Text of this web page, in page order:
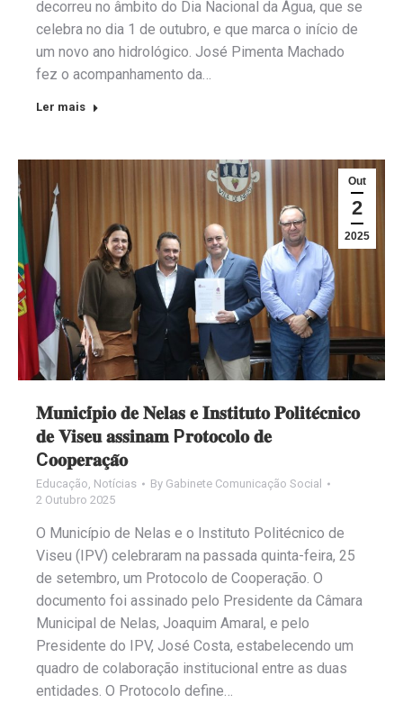
decorreu no âmbito do Dia Nacional da Água, que se
celebra no dia 1 de outubro, e que marca o início de
um novo ano hidrológico. José Pimenta Machado
fez o acompanhamento da…
Ler mais
Out
2
2025
𝐌𝐮𝐧𝐢𝐜𝐢́𝐩𝐢𝐨 𝐝𝐞 𝐍𝐞𝐥𝐚𝐬 𝐞 𝐈𝐧𝐬𝐭𝐢𝐭𝐮𝐭𝐨 𝐏𝐨𝐥𝐢𝐭𝐞́𝐜𝐧𝐢𝐜𝐨
𝐝𝐞 𝐕𝐢𝐬𝐞𝐮 𝐚𝐬𝐬𝐢𝐧𝐚𝐦 P𝐫𝐨𝐭𝐨𝐜𝐨𝐥𝐨 𝐝𝐞
C𝐨𝐨𝐩𝐞𝐫𝐚𝐜̧𝐚̃𝐨
Educação Notícias By Gabinete Comunicação Social
2 Outubro 2025
O Município de Nelas e o Instituto Politécnico de
Viseu (IPV) celebraram na passada quinta-feira, 25
de setembro, um Protocolo de Cooperação. O
documento foi assinado pelo Presidente da Câmara
Municipal de Nelas, Joaquim Amaral, e pelo
Presidente do IPV, José Costa, estabelecendo um
quadro de colaboração institucional entre as duas
entidades. O Protocolo define…